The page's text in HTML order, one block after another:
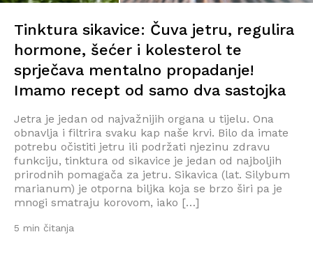
Tinktura sikavice: Čuva jetru, regulira
hormone, šećer i kolesterol te
sprječava mentalno propadanje!
Imamo recept od samo dva sastojka
Jetra je jedan od najvažnijih organa u tijelu. Ona
obnavlja i filtrira svaku kap naše krvi. Bilo da imate
potrebu očistiti jetru ili podržati njezinu zdravu
funkciju, tinktura od sikavice je jedan od najboljih
prirodnih pomagača za jetru. Sikavica (lat. Silybum
marianum) je otporna biljka koja se brzo širi pa je
mnogi smatraju korovom, iako […]
5 min čitanja